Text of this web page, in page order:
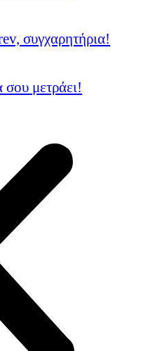
συγχαρητήρια!
σου μετράει!